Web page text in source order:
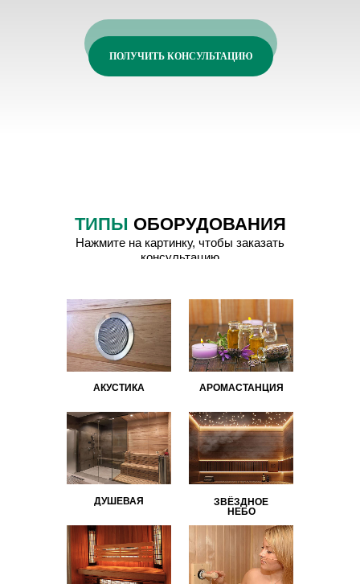
ПОЛУЧИТЬ КОНСУЛЬТАЦИЮ
ТИПЫ ОБОРУДОВАНИЯ
Нажмите на картинку, чтобы заказать
консультацию
АКУСТИКА АРОМАСТАНЦИЯ
ДУШЕВАЯ
ЗВЁЗДНОЕ
НЕБО